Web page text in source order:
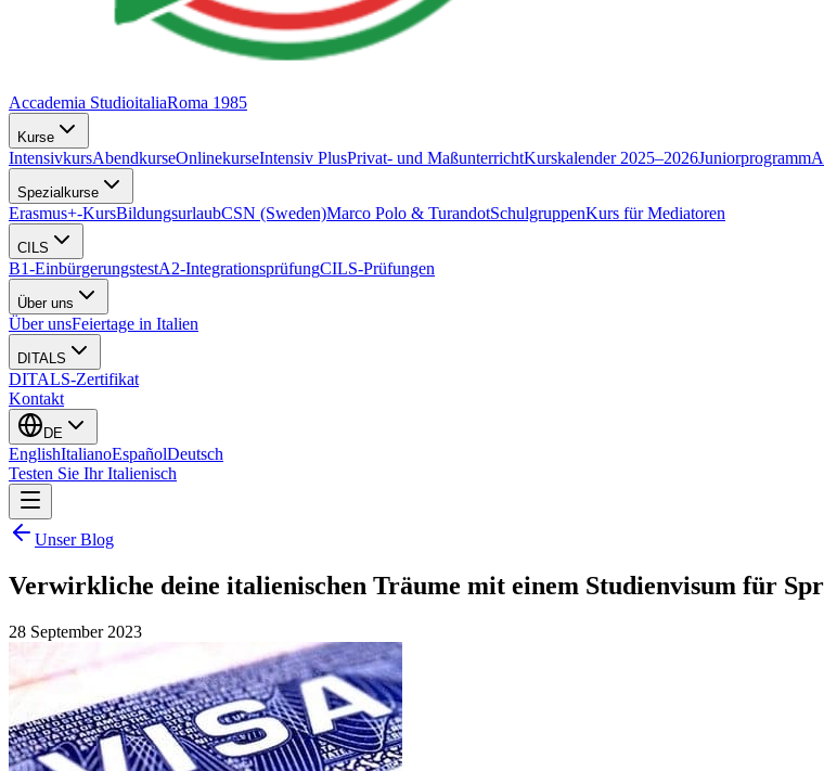
Accademia StudioitaliaRoma 1985
Kurse
IntensivkursAbendkurseOnlinekurseIntensiv PlusPrivat- und MaßunterrichtKurskalender 2025–2026Juniorprogramm
Spezialkurse
Erasmus+-KursBildungsurlaubCSN (Sweden)Marco Polo & TurandotSchulgruppenKurs für Mediatoren
CILS
B1-EinbürgerungstestA2-IntegrationsprüfungCILS-Prüfungen
Über uns
Über unsFeiertage in Italien
DITALS
DITALS-Zertifikat
Kontakt
DE
EnglishItalianoEspañolDeutsch
Testen Sie Ihr Italienisch
Unser Blog
Verwirkliche deine italienischen Träume mit einem Studienvisum für
28 September 2023